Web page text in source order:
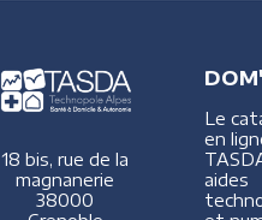
18 bis, rue de la
magnanerie
38000
Le
en
aides